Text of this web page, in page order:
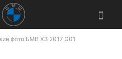
фото БМВ Х3 2017 G01